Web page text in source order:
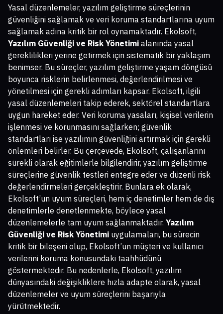
Yasal düzenlemeler, yazılım geliştirme süreçlerinin
güvenliğini sağlamak ve veri koruma standartlarına uyum
sağlamak adına kritik bir rol oynamaktadır. Ekolsoft,
Yazılım Güvenliği ve Risk Yönetimi alanında yasal
gereklilikleri yerine getirmek için sistematik bir yaklaşım
benimser. Bu süreçler, yazılım geliştirme yaşam döngüsü
boyunca risklerin belirlenmesi, değerlendirilmesi ve
yönetilmesi için gerekli adımları kapsar. Ekolsoft, ilgili
yasal düzenlemeleri takip ederek, sektörel standartlara
uygun hareket eder. Veri koruma yasaları, kişisel verilerin
işlenmesi ve korunmasını sağlarken; güvenlik
standartları ise yazılımın güvenliğini artırmak için gerekli
önlemleri belirler. Bu çerçevede, Ekolsoft, çalışanlarını
sürekli olarak eğitimlerle bilgilendirir, yazılım geliştirme
süreçlerine güvenlik testleri entegre eder ve düzenli risk
değerlendirmeleri gerçekleştirir. Bunlara ek olarak,
Ekolsoft’un uyum süreçleri, hem iç denetimler hem de dış
denetimlerle denetlenmekte, böylece yasal
düzenlemelerle tam uyum sağlanmaktadır. Yazılım
Güvenliği ve Risk Yönetimi uygulamaları, bu sürecin
kritik bir bileşeni olup, Ekolsoft’un müşteri ve kullanıcı
verilerini koruma konusundaki taahhüdünü
göstermektedir. Bu nedenlerle, Ekolsoft, yazılım
dünyasındaki değişikliklere hızla adapte olarak, yasal
düzenlemeler ve uyum süreçlerini başarıyla
yürütmektedir.